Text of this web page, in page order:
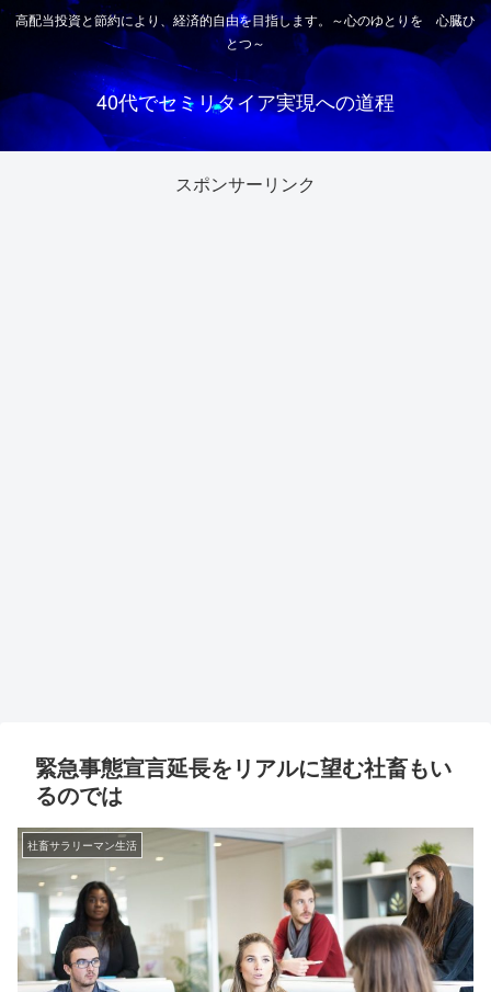
高配当投資と節約により、経済的自由を目指します。～心のゆとりを 心臓ひ
とつ～
40代でセミリタイア実現への道程
スポンサーリンク
緊急事態宣言延長をリアルに望む社畜もい
るのでは
社畜サラリーマン生活